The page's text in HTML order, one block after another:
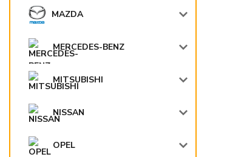
MAZDA
MERCEDES-BENZ
MITSUBISHI
NISSAN
OPEL